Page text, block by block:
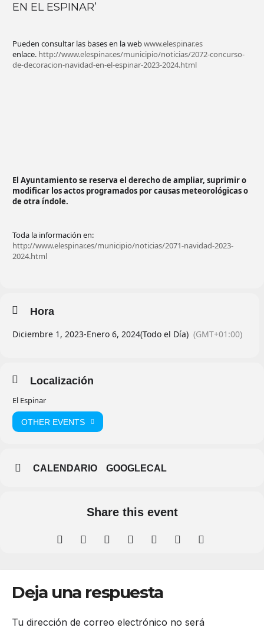
EN EL ESPINAR’
Pueden consultar las bases en la webwww.elespinar.es
enlace. http://www.elespinar.es/municipio/noticias/2072-concurso-
de-decoracion-navidad-en-el-espinar-2023-2024.html
El Ayuntamiento se reserva el derecho de ampliar, suprimir o
modificar los actos programados por causas meteorológicas o
de otra índole.
Toda la información en:
http://www.elespinar.es/municipio/noticias/2071-navidad-2023-
2024.html
Hora
Diciembre 1, 2023-Enero 6, 2024(Todo el Día) (GMT+01:00)
Localización
El Espinar
OTHER EVENTS
CALENDARIO GOOGLECAL
Share this event
Deja una respuesta
Tu dirección de correo electrónico no será